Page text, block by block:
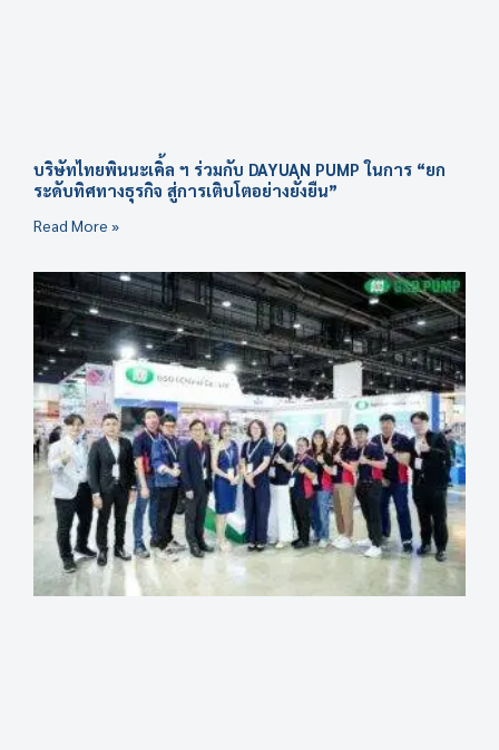
บริษัทไทยพินนะเคิ้ล ฯ ร่วมกับ DAYUAN PUMP ในการ “ยก
ระดับทิศทางธุรกิจ สู่การเติบโตอย่างยั่งยืน”
Read More »